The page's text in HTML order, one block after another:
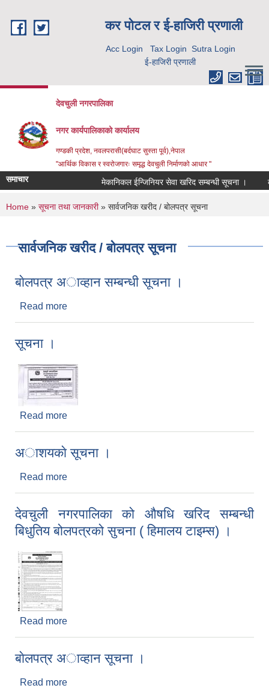
कर पाेटल र ई-हाजिरी प्रणाली
Acc Login Tax Login Sutra Login
ई-हाजिरी प्रणाली
देवचुली नगरपालिका
नगर कार्यपालिकाको कार्यालय
गण्डकी प्रदेश, नवलपरासी(बर्दघाट सुस्ता पूर्व),नेपाल
"आर्थिक विकास र स्वरोजगारः समृद्ध देवचुली निर्माणको आधार "
समाचार मेकानिकल ईन्जिनियर सेवा खरिद सम्बन्धी सूचना ।
You are here
Home » सूचना तथा जानकारी» सार्वजनिक खरीद / बोलपत्र सूचना
सार्वजनिक खरीद / बोलपत्र सूचना
बाेलपत्र अाव्हान सम्बन्धी सूचना ।
Read more
सूचना ।
Read more
अाशयकाे सूचना ।
Read more
देवचुली नगरपालिका को औषधि खरिद सम्बन्धी
बिधुतिय बोलपत्रको सुचना ( हिमालय टाइम्स) ।
Read more
बाेलपत्र अाव्हान सूचना ।
Read more